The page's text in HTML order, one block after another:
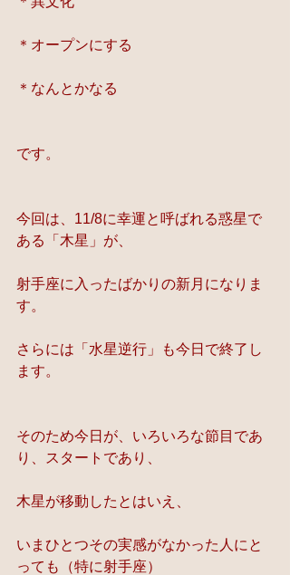
＊オープンにする
＊なんとかなる
です。
今回は、11/8に幸運と呼ばれる惑星で
ある「木星」が、
射手座に入ったばかりの新月になりま
す。
さらには「水星逆行」も今日で終了し
ます。
そのため今日が、いろいろな節目であ
り、スタートであり、
木星が移動したとはいえ、
いまひとつその実感がなかった人にと
っても（特に射手座）